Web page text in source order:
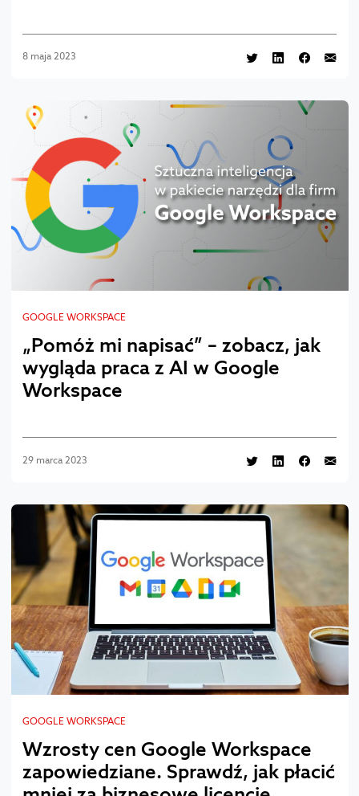
8 maja 2023
GOOGLE WORKSPACE
„Pomóż mi napisać” – zobacz, jak
wygląda praca z AI w Google
Workspace
29 marca 2023
GOOGLE WORKSPACE
Wzrosty cen Google Workspace
zapowiedziane. Sprawdź, jak płacić